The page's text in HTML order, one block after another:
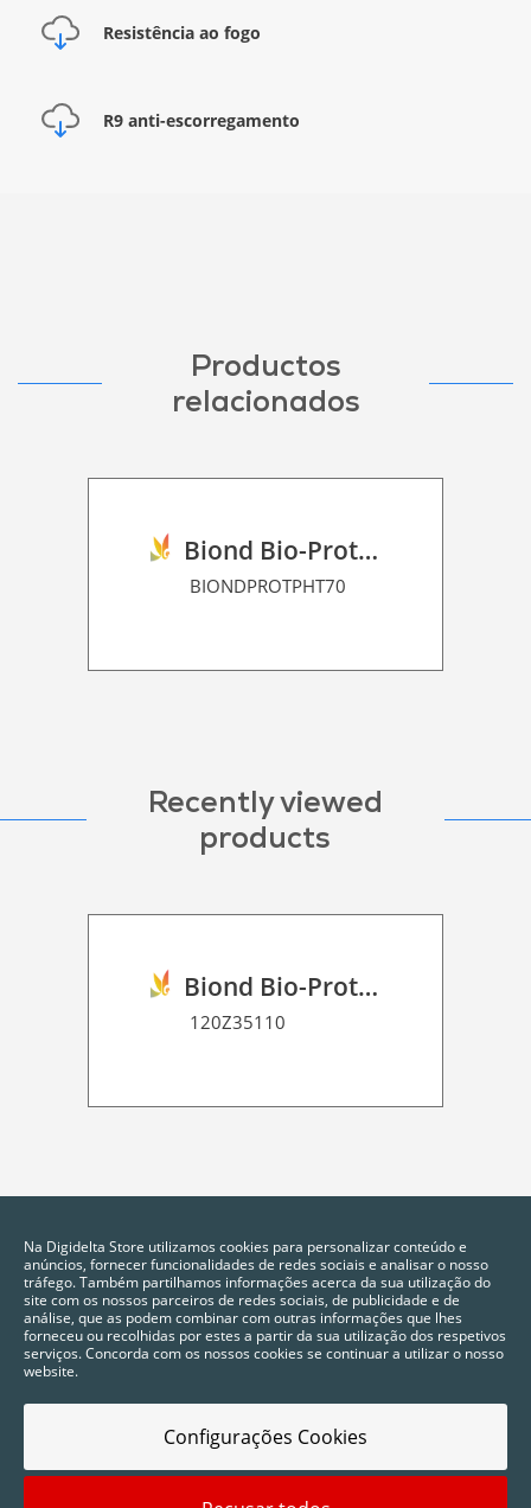
Resistência ao fogo
R9 anti-escorregamento
Productos
relacionados
Biond Bio-Protection Film P HT 70
BIONDPROTPHT70
Recently viewed
products
Biond Bio-Protection Floor Graphic Film P HT 120
120Z35110
Na Digidelta Store utilizamos cookies para personalizar conteúdo e
anúncios, fornecer funcionalidades de redes sociais e analisar o nosso
tráfego. Também partilhamos informações acerca da sua utilização do
site com os nossos parceiros de redes sociais, de publicidade e de
análise, que as podem combinar com outras informações que lhes
forneceu ou recolhidas por estes a partir da sua utilização dos respetivos
serviços. Concorda com os nossos cookies se continuar a utilizar o nosso
website.
Configurações Cookies